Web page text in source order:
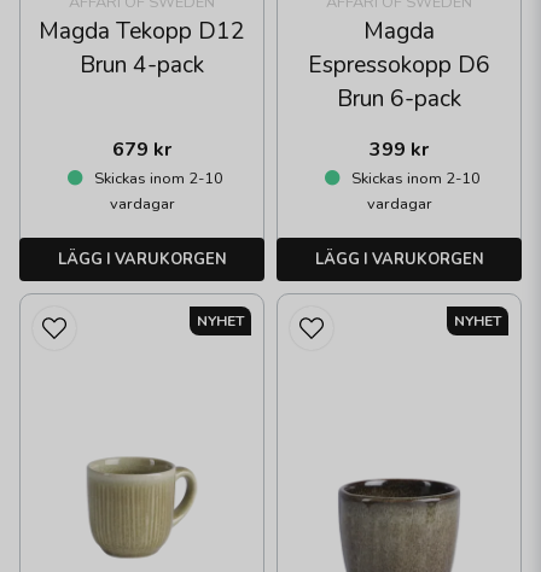
Magda Tekopp D12
Brun 4-pack
679 kr
Skickas inom 2-10
vardagar
LÄGG I VARUKORGEN
Magda
Espressokopp D6
Brun 6-pack
399 kr
Skickas inom 2-10
vardagar
LÄGG I VARUKORGEN
NYHET NYHET